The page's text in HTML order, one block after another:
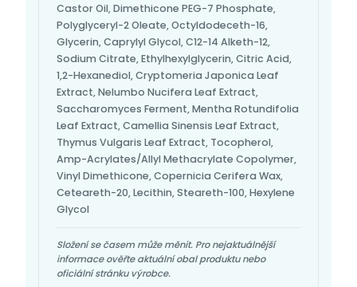
Castor Oil, Dimethicone PEG-7 Phosphate,
Polyglyceryl-2 Oleate, Octyldodeceth-16,
Glycerin, Caprylyl Glycol, C12-14 Alketh-12,
Sodium Citrate, Ethylhexylglycerin, Citric Acid,
1,2-Hexanediol, Cryptomeria Japonica Leaf
Extract, Nelumbo Nucifera Leaf Extract,
Saccharomyces Ferment, Mentha Rotundifolia
Leaf Extract, Camellia Sinensis Leaf Extract,
Thymus Vulgaris Leaf Extract, Tocopherol,
Amp-Acrylates/Allyl Methacrylate Copolymer,
Vinyl Dimethicone, Copernicia Cerifera Wax,
Ceteareth-20, Lecithin, Steareth-100, Hexylene
Glycol
Složení se časem může měnit. Pro nejaktuálnější
informace ověřte aktuální obal produktu nebo
oficiální stránku výrobce.